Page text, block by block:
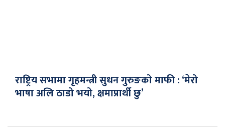
राष्ट्रिय सभामा गृहमन्त्री सुधन गुरुङको माफी : ‘मेरो
भाषा अलि ठाडो भयो, क्षमाप्रार्थी छु’